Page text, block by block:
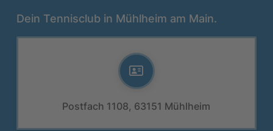
Dein Tennisclub in Mühlheim am Main.
Postfach 1108, 63151 Mühlheim